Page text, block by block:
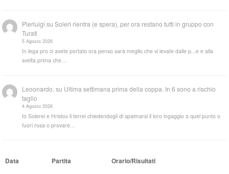
Pierluigi suSoleri rientra (e spera), per ora restano tutti in gruppo con
Turati
5 Agosto 2026
In lega pro ci avete portato ora penso sarà meglio che vi levate dalle p...e e alla
svelta prima che…
Leoonardo. su Ultima settimana prima della coppa. In 6 sono a rischio
taglio
4 Agosto 2026
Io Solerei e Hristov li terrei chiedendogli di spalmarsi il loro ingaggio a quel punto o
fuori rosa o provare…
Data Partita Orario/Risultati